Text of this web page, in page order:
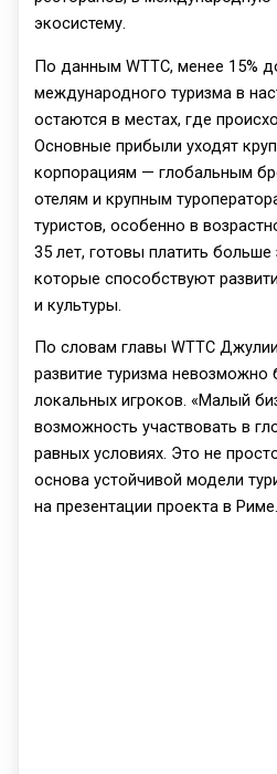
экосистему.
По данным WTTC, менее 15%
международного туризма в
остаются в местах, где
Основные прибыли уходят
корпорациям — глобальным
отелям и крупным
туристов, особенно в
35 лет, готовы платить больше
которые способствуют
и культуры.
По словам главы WTTC
развитие туризма невозможно
локальных игроков. «Малый
возможность участвовать в
равных условиях. Это не
основа устойчивой модели
на презентации проекта в Риме.